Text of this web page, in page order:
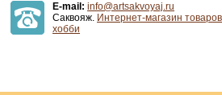
E-mail: info@artsakvoyaj.ru
Саквояж. Интернет-магазин
хобби